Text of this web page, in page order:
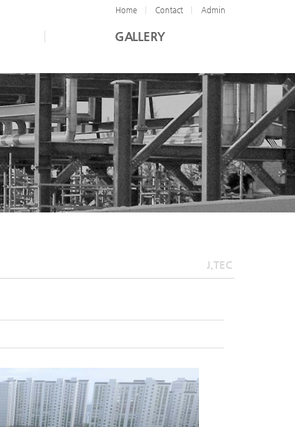
Home Contact Admin
GALLERY
J.TEC